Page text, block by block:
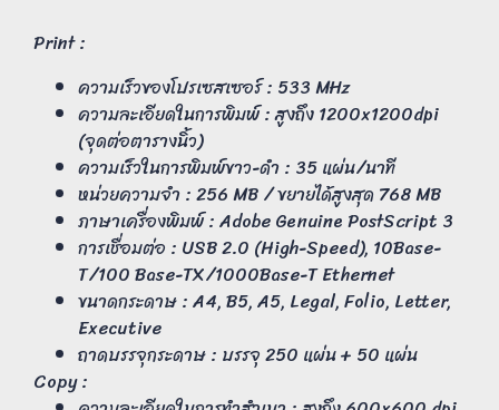
Print :
ความเร็วของโปรเซสเซอร์ : 533 MHz
ความละเอียดในการพิมพ์ : สูงถึง 1200x1200dpi
(จุดต่อตารางนิ้ว)
ความเร็วในการพิมพ์ขาว-ดำ : 35 แผ่น/นาที
หน่วยความจำ : 256 MB / ขยายได้สูงสุด 768 MB
ภาษาเครื่องพิมพ์ : Adobe Genuine PostScript 3
การเชื่อมต่อ : USB 2.0 (High-Speed), 10Base-
T/100 Base-TX/1000Base-T Ethernet
ขนาดกระดาษ : A4, B5, A5, Legal, Folio, Letter,
Executive
ถาดบรรจุกระดาษ : บรรจุ 250 แผ่น + 50 แผ่น
Copy :